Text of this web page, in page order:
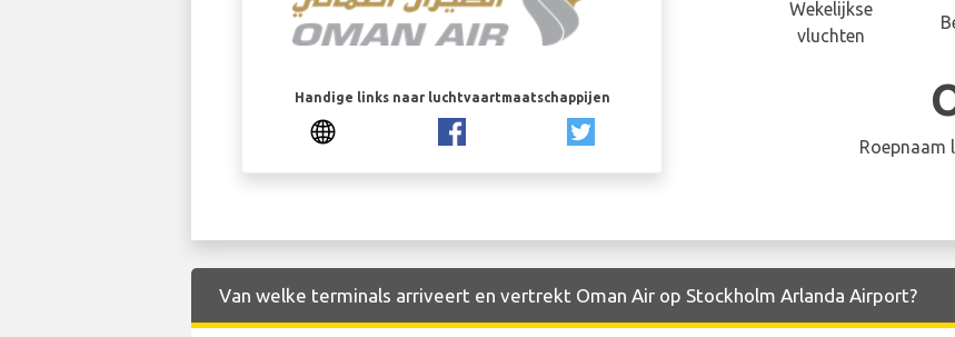
Handige links naar luchtvaartmaatschappijen
Wekelijkse
vluchten
Roepnaam
Van welke terminals arriveert en vertrekt Oman Air op Stockholm Arlanda Airport?